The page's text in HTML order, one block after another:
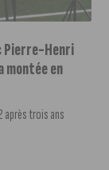
Pierre-Henri
montée en
après trois ans